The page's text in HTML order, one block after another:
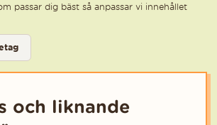
passar dig bäst så anpassar vi innehållet
och liknande